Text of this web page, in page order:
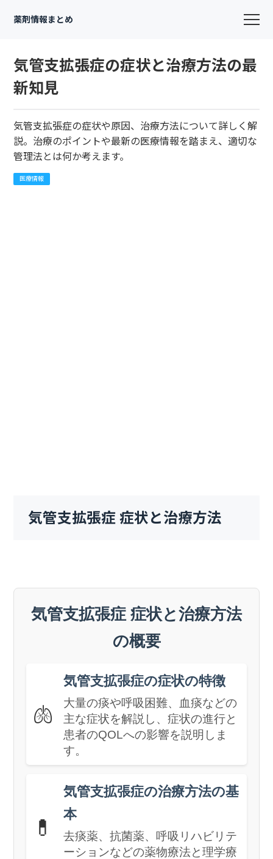
薬剤情報まとめ
気管支拡張症の症状と治療方法の最
新知見
気管支拡張症の症状や原因、治療方法について詳しく解
説。治療のポイントや最新の医療情報を踏まえ、適切な
管理法とは何か考えます。
医療情報
気管支拡張症 症状と治療方法
気管支拡張症 症状と治療方法
の概要
🫁
気管支拡張症の症状の特徴
大量の痰や呼吸困難、血痰などの
主な症状を解説し、症状の進行と
患者のQOLへの影響を説明しま
す。
💊
気管支拡張症の治療方法の基
本
去痰薬、抗菌薬、呼吸リハビリテ
ーションなどの薬物療法と理学療